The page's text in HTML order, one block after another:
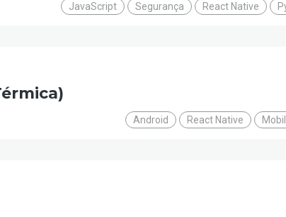
JavaScript Segurança React Native
Android React Native